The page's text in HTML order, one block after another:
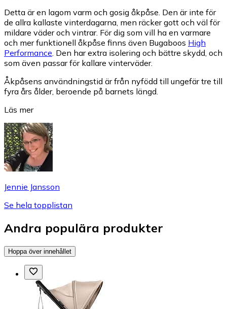
Detta är en lagom varm och gosig åkpåse. Den är inte för
de allra kallaste vinterdagarna, men räcker gott och väl för
mildare väder och vintrar. För dig som vill ha en varmare
och mer funktionell åkpåse finns även Bugaboos High
Performance. Den har extra isolering och bättre skydd, och
som även passar för kallare vinterväder.
Åkpåsens användningstid är från nyfödd till ungefär tre till
fyra års ålder, beroende på barnets längd.
Läs mer
Jennie Jansson
Se hela topplistan
Andra populära produkter
Hoppa över innehållet